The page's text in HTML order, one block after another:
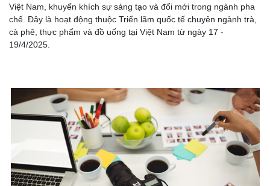
Việt Nam, khuyến khích sự sáng tạo và đổi mới trong ngành pha
chế. Đây là hoạt động thuộc Triển lãm quốc tế chuyên ngành trà,
cà phê, thực phẩm và đồ uống tại Việt Nam từ ngày 17 -
19/4/2025.